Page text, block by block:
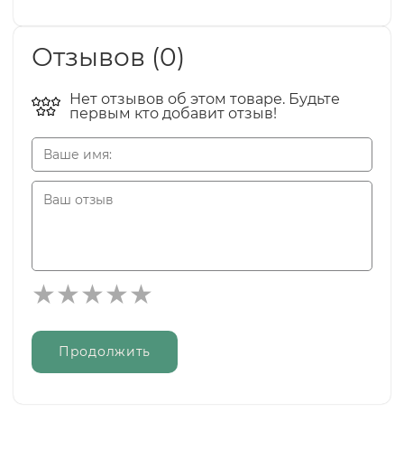
Отзывов (0)
Нет отзывов об этом товаре. Будьте
первым кто добавит отзыв!
Продолжить